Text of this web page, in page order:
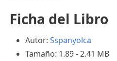
Ficha del Libro
Autor: Sspanyolca
Tamaño: 1.89 - 2.41 MB